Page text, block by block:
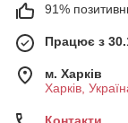
91%
Працює з
м. Харків
Харків,